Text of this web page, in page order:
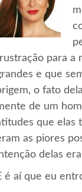
para a
e que
o fato
de um
que elas
as piores
delas
é aí que eu